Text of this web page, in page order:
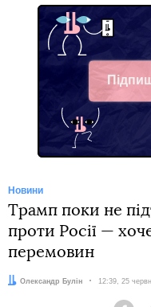
Новини
Трамп поки не
проти Росії —
перемовин
Автор:
Олександр Булін Дата:
12:39, 25